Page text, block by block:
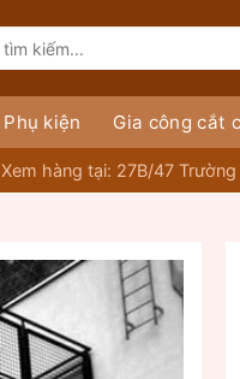
Phụ kiện Gia công cắt
Xem hàng tại: 27B/47